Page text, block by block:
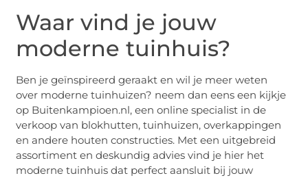
Waar vind je jouw
moderne tuinhuis?
Ben je geïnspireerd geraakt en wil je meer weten
over moderne tuinhuizen? neem dan eens een kijkje
op Buitenkampioen.nl, een online specialist in de
verkoop van blokhutten, tuinhuizen, overkappingen
en andere houten constructies. Met een uitgebreid
assortiment en deskundig advies vind je hier het
moderne tuinhuis dat perfect aansluit bij jouw